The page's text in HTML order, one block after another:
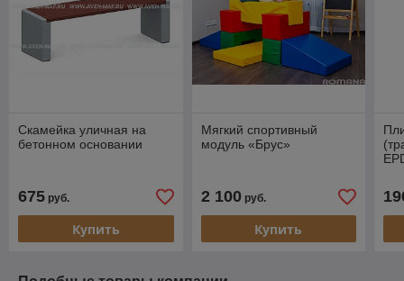
Скамейка уличная на
бетонном основании
675 руб.
Купить
Мягкий спортивный
модуль «Брус»
2 100руб.
Купить